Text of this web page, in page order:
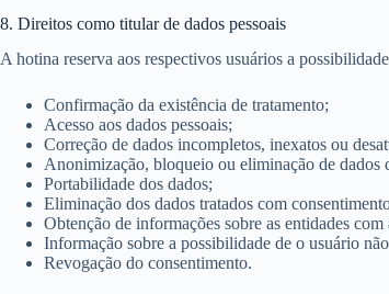
8. Direitos como titular de dados pessoais
A hotina reserva aos respectivos usuários a
Confirmação da existência de tratamento;
Acesso aos dados pessoais;
Correção de dados incompletos, inexatos ou
Anonimização, bloqueio ou eliminação de dados
Portabilidade dos dados;
Eliminação dos dados tratados com
Obtenção de informações sobre as entidades
Informação sobre a possibilidade de o usuário
Revogação do consentimento.